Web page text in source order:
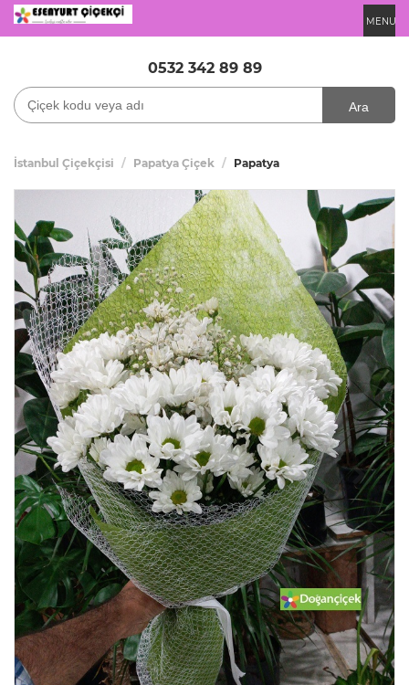
MENU
0532 342 89 89
Ara
İstanbul Çiçekçisi Papatya Çiçek Papatya